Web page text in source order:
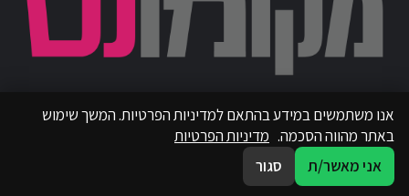
אנו משתמשים במידע בהתאם למדיניות הפרטיות. המשך שימוש
באתר מהווה הסכמה. מדיניות הפרטיות
אני מאשר/ת
סגור